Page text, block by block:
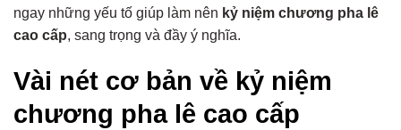
ngay những yếu tố giúp làm nên kỷ niệm chương pha lê
cao cấp, sang trọng và đầy ý nghĩa.
Vài nét cơ bản về kỷ niệm
chương pha lê cao cấp